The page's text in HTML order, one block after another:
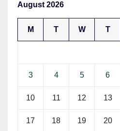
August 2026
M T W T
3 4 5 6
10 11 12 13
17 18 19 20